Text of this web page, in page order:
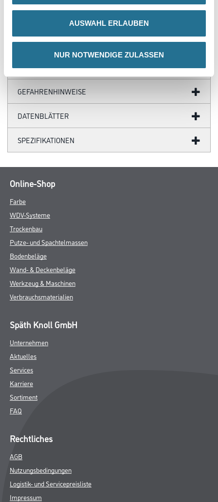
AUSWAHL ERLAUBEN
NUR NOTWENDIGE ZULASSEN
- Trompetenkopf
ZUSATZINFOS
GEFAHRENHINWEISE
DATENBLÄTTER
SPEZIFIKATIONEN
Online-Shop
Farbe
WDV-Systeme
Trockenbau
Putze- und Spachtelmassen
Bodenbeläge
Wand- & Deckenbeläge
Werkzeug & Maschinen
Verbrauchsmaterialien
Späth Knoll GmbH
Unternehmen
Aktuelles
Services
Karriere
Sortiment
FAQ
Rechtliches
AGB
Nutzungsbedingungen
Logistik- und Servicepreisliste
Impressum